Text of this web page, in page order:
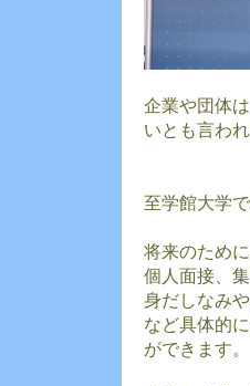
企業や団体
いとも言わ
至学館大学
将来のため
個人面接、
身だしなみ
など具体的
ができます。